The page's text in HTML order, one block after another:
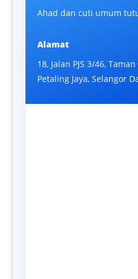
Ahad dan cuti umum
Alamat
18, Jalan PJS 3/46,
Petaling Jaya, Selangor